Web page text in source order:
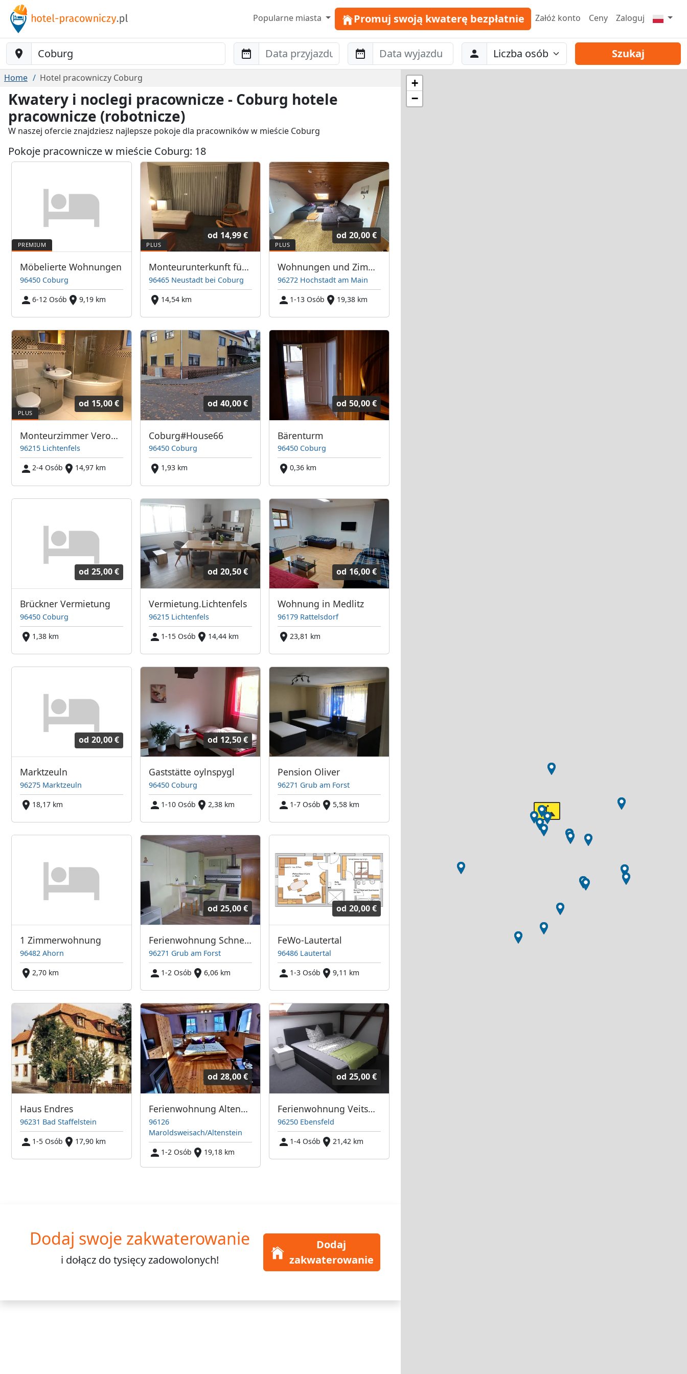
Popularne miasta Promuj swoją kwaterę bezpłatnie Załóż konto Ceny Zaloguj
Baustelle-Location Anreise Abreise Abreise
Liczba osób Szukaj
Home Hotel pracowniczy Coburg
Kwatery i noclegi pracownicze - Coburg hotele
pracownicze (robotnicze)
W naszej ofercie znajdziesz najlepsze pokoje dla pracowników w mieście Coburg
Pokoje pracownicze w mieście Coburg: 18
Möbelierte Wohnungen
96450 Coburg
6-12 Osób
9,19 km
od 14,99 €
Monteurunterkunft für bis zu 49 Personen
96465 Neustadt bei Coburg
14,54 km
od 20,00 €
Wohnungen und Zimmer für Monteure
96272 Hochstadt am Main
1-13 Osób
19,38 km
od 15,00 €
Monteurzimmer Veronika
96215 Lichtenfels
2-4 Osób
14,97 km
od 40,00 €
Coburg#House66
96450 Coburg
1,93 km
od 50,00 €
Bärenturm
96450 Coburg
0,36 km
od 25,00 €
Brückner Vermietung
96450 Coburg
1,38 km
od 20,50 €
Vermietung.Lichtenfels
96215 Lichtenfels
1-15 Osób
14,44 km
od 16,00 €
Wohnung in Medlitz
96179 Rattelsdorf
23,81 km
od 20,00 €
Marktzeuln
96275 Marktzeuln
18,17 km
od 12,50 €
Gaststätte oylnspygl
96450 Coburg
1-10 Osób
2,38 km
Pension Oliver
96271 Grub am Forst
1-7 Osób
5,58 km
1 Zimmerwohnung
96482 Ahorn
2,70 km
od 25,00 €
Ferienwohnung Schneider
96271 Grub am Forst
1-2 Osób
6,06 km
od 20,00 €
FeWo-Lautertal
96486 Lautertal
1-3 Osób
9,11 km
Haus Endres
96231 Bad Staffelstein
1-5 Osób
17,90 km
od 28,00 €
Ferienwohnung Altenstein
96126
Maroldsweisach/Altenstein
1-2 Osób
19,18 km
od 25,00 €
Ferienwohnung Veitsberg
96250 Ebensfeld
1-4 Osób
21,42 km
Dodaj swoje zakwaterowanie
i dołącz do tysięcyzadowolonych!
Dodaj
zakwaterowanie
+
−